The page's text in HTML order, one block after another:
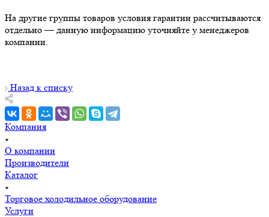
На другие группы товаров условия гарантии рассчитываются
отдельно — данную информацию уточняйте у менеджеров
компании.
Назад к списку
Компания
О компании
Производители
Каталог
Торговое холодильное оборудование
Услуги